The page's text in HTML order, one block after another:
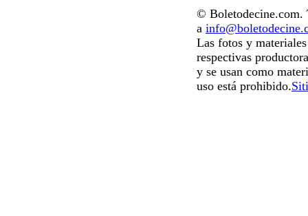
© Boletodecine.com.
a
Las fotos y
respectivas
y se usan como
uso está prohibido.